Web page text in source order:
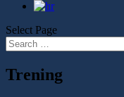
Select Page
Trening